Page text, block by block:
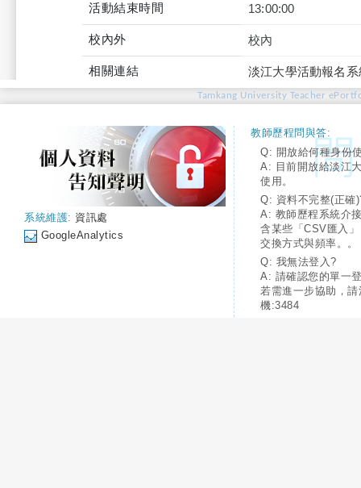
活動結束時間 13:00:00
校內外 校內
相關連結 淡江大學活動報名
Tamkang University Teacher
系統維護: 資訊處
GoogleAnalytics
教師歷程問與答:
Q: 開放給何種身份
A: 目前開放給淡江
使用。
Q: 資料不完整(正確
A: 教師歷程系統介
含某些「CSV匯入
交換方式與頻率。。
Q: 我無法登入?
A: 請確認您的單一
若需進一步協助，
機:3484